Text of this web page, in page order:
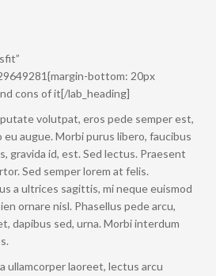
bottom: 20px
cons of it[/lab_heading]
volutpat, eros pede semper est,
augue. Morbi purus libero, faucibus
gravida id, est. Sed lectus. Praesent
Sed semper lorem at felis.
a ultrices sagittis, mi neque euismod
ornare nisl. Phasellus pede arcu,
dapibus sed, urna. Morbi interdum
ullamcorper laoreet, lectus arcu